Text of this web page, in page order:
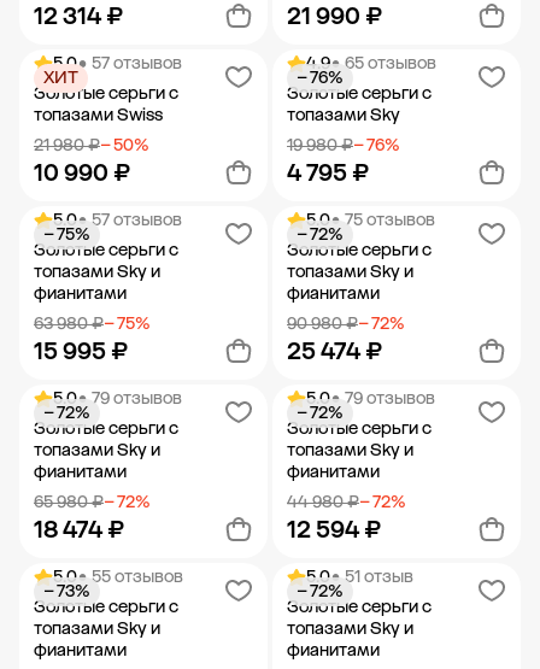
12 314 ₽
Добавить в корзину
21 990 ₽
Добавить в корзину
5.0• 57 отзывов
Золотые серьги с
топазами Swiss
21 980 ₽− 50%
10 990 ₽
ХИТ
Добавить в корзину
4.9• 65 отзывов
Золотые серьги с
топазами Sky
19 980 ₽− 76%
4 795 ₽
− 76%
Добавить в корзину
5.0• 57 отзывов
Золотые серьги с
топазами Sky и
фианитами
63 980 ₽− 75%
15 995 ₽
− 75%
Добавить в корзину
5.0• 75 отзывов
Золотые серьги с
топазами Sky и
фианитами
90 980 ₽− 72%
25 474 ₽
− 72%
Добавить в корзину
5.0• 79 отзывов
Золотые серьги с
топазами Sky и
фианитами
65 980 ₽− 72%
18 474 ₽
− 72%
Добавить в корзину
5.0• 79 отзывов
Золотые серьги с
топазами Sky и
фианитами
44 980 ₽− 72%
12 594 ₽
− 72%
Добавить в корзину
5.0• 55 отзывов
Золотые серьги с
топазами Sky и
фианитами
− 73%
5.0• 51 отзыв
Золотые серьги с
топазами Sky и
фианитами
− 72%